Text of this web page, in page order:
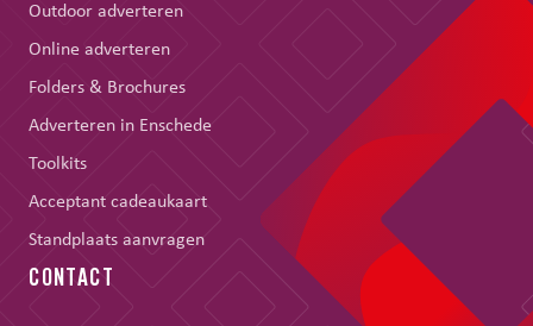
Outdoor adverteren
Online adverteren
Folders & Brochures
Adverteren in Enschede
Toolkits
Acceptant cadeaukaart
Standplaats aanvragen
CONTACT